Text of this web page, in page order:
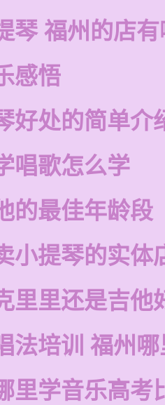
琴 福州的店
感悟
好处的简单介
唱歌怎么学
的最佳年龄段
小提琴的实体
里里还是吉他
法培训 福州
里学音乐高考